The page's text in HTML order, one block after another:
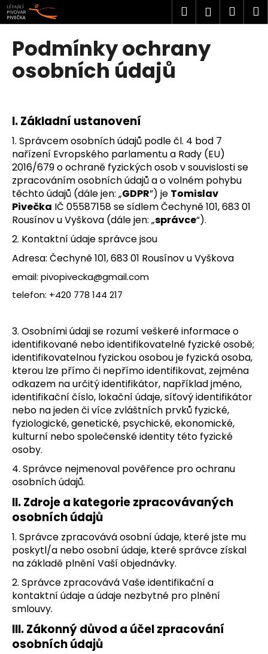
Přejít
na
Hledat
Podmínky ochrany
osobních údajů
I.Základní ustanovení
1. Správcem osobních údajů podle čl. 4 bod 7
nařízení Evropského parlamentu a Rady (EU)
2016/679 o ochraně fyzických osob v souvislosti se
zpracováním osobních údajů a o volném pohybu
těchto údajů (dále jen: „GDPR”) je Tomislav
Pivečka IČ 05587158 se sídlem Čechyně 101, 683 01
Rousínov u Vyškova (dále jen: „správce“).
2. Kontaktní údaje správce jsou
Adresa: Čechyně 101, 683 01 Rousínov u Vyškova
email: pivopivecka@gmail.com
telefon: +420 778 144 217
3. Osobními údaji se rozumí veškeré informace o
identifikované nebo identifikovatelné fyzické osobě;
identifikovatelnou fyzickou osobou je fyzická osoba,
kterou lze přímo či nepřímo identifikovat, zejména
odkazem na určitý identifikátor, například jméno,
identifikační číslo, lokační údaje, síťový identifikátor
nebo na jeden či více zvláštních prvků fyzické,
fyziologické, genetické, psychické, ekonomické,
kulturní nebo společenské identity této fyzické
osoby.
4. Správce nejmenoval pověřence pro ochranu
osobních údajů.
II.Zdroje a kategorie zpracovávaných
osobních údajů
1. Správce zpracovává osobní údaje, které jste mu
poskytl/a nebo osobní údaje, které správce získal
na základě plnění Vaší objednávky.
2. Správce zpracovává Vaše identifikační a
kontaktní údaje a údaje nezbytné pro plnění
smlouvy.
III.Zákonný důvod a účel zpracování
osobních údajů
K
o
C
o
o
t
ř
e
b
u
j
e
t
e
n
a
j
t
?
HLEDAT